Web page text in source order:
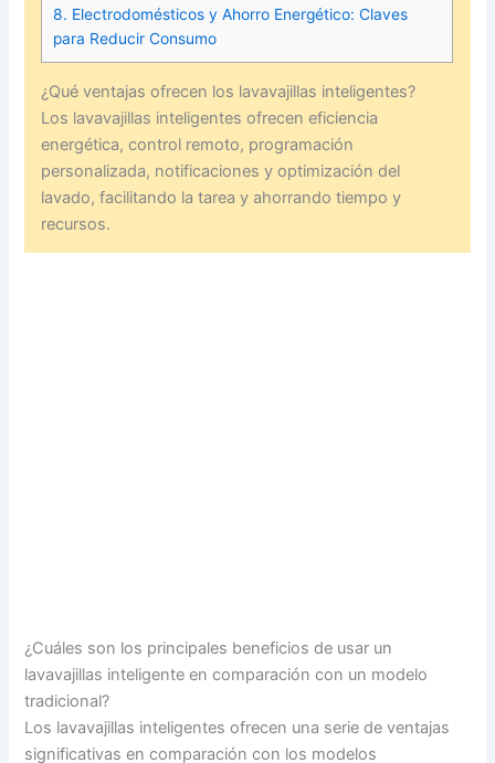
8. Electrodomésticos y Ahorro Energético: Claves
para Reducir Consumo
¿Qué ventajas ofrecen los lavavajillas inteligentes?
Los lavavajillas inteligentes ofrecen eficiencia
energética, control remoto, programación
personalizada, notificaciones y optimización del
lavado, facilitando la tarea y ahorrando tiempo y
recursos.
¿Cuáles son los principales beneficios de usar un
lavavajillas inteligente en comparación con un modelo
tradicional?
Los lavavajillas inteligentes ofrecen una serie de ventajas
significativas en comparación con los modelos